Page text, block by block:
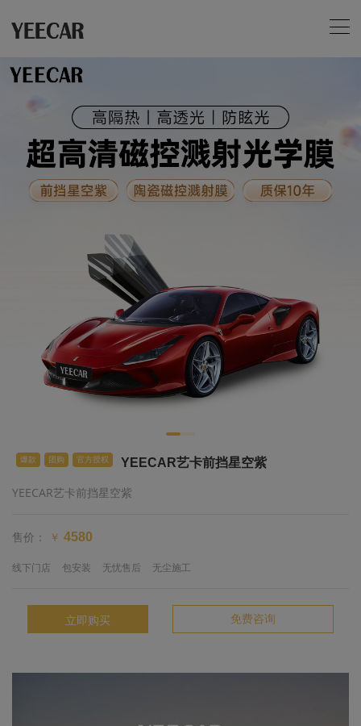
爆款 团购 官方授权 YEECAR艺卡前挡星空紫
YEECAR艺卡前挡星空紫
售价： ￥ 4580
线下门店 包安装 无忧售后 无尘施工
立即购买 免费咨询